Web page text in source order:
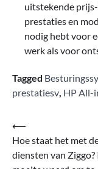
uitstekende
prestaties en
nodig hebt voor
werk als voor
Tagged
prestatiesv, HP All-
Bericht
navigatie
⟵
Hoe staat het met
diensten van Ziggo?